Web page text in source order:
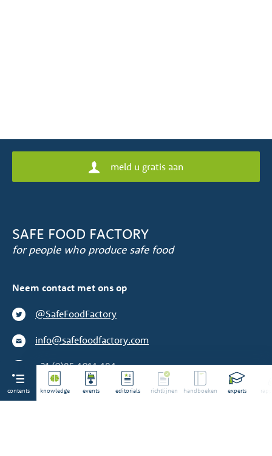
contents knowledge events editorials richtlijnen handboeken experts
SAFE FOOD FACTORY
for people who produce safe food
Neem contact met ons op
@SafeFoodFactory
info@safefoodfactory.com
+31 (0)85 4014 484
We zijn geen toeleverancier
meld u gratis aan